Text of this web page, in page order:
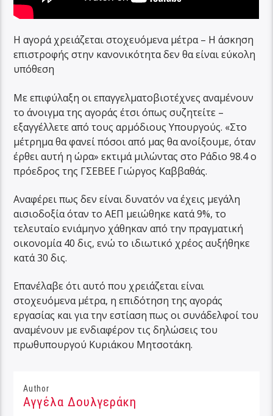
Η αγορά χρειάζεται στοχευόμενα μέτρα – Η άσκηση
επιστροφής στην κανονικότητα δεν θα είναι εύκολη
υπόθεση
Με επιφύλαξη οι επαγγελματοβιοτέχνες αναμένουν
το άνοιγμα της αγοράς έτσι όπως συζητείτε –
εξαγγέλλετε από τους αρμόδιους Υπουργούς. «Στο
μέτρημα θα φανεί πόσοι από μας θα ανοίξουμε, όταν
έρθει αυτή η ώρα» εκτιμά μιλώντας στο Ράδιο 98.4 ο
πρόεδρος της ΓΣΕΒΕΕ Γιώργος Καββαθάς.
Αναφέρει πως δεν είναι δυνατόν να έχεις μεγάλη
αισιοδοξία όταν το ΑΕΠ μειώθηκε κατά 9%, το
τελευταίο ενιάμηνο χάθηκαν από την πραγματική
οικονομία 40 δις, ενώ το ιδιωτικό χρέος αυξήθηκε
κατά 30 δις.
Επανέλαβε ότι αυτό που χρειάζεται είναι
στοχευόμενα μέτρα, η επιδότηση της αγοράς
εργασίας και για την εστίαση πως οι συνάδελφοί του
αναμένουν με ενδιαφέρον τις δηλώσεις του
πρωθυπουργού Κυριάκου Μητσοτάκη.
Author
Αγγέλα Δουλγεράκη